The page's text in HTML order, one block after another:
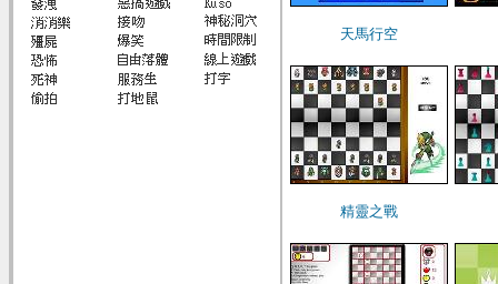
天馬行空
精靈之戰